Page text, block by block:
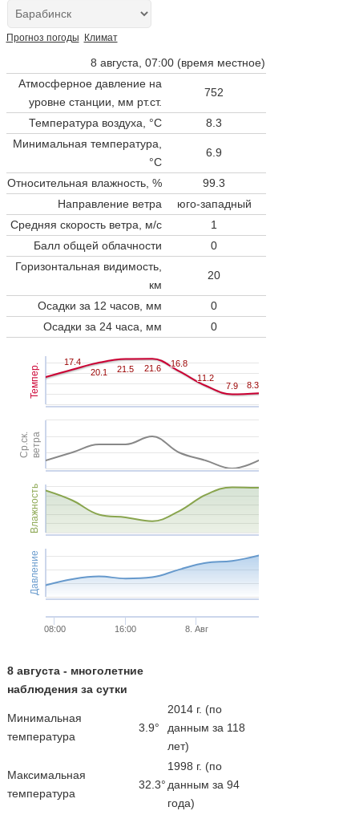
Прогноз погоды Климат
8 августа, 07:00 (время местное)
Атмосферное давление на
уровне станции, мм рт.ст.
752
Температура воздуха, °C
8.3
Минимальная температура,
°C
6.9
Относительная влажность, %
99.3
Направление ветра
юго-западный
Средняя скорость ветра, м/с
1
Балл общей облачности
0
Горизонтальная видимость,
км
20
Осадки за 12 часов, мм
0
Осадки за 24 часа, мм
0
Темпер.
Ср.ск.ветра
Влажность
Давление
17.4
17.4
20.1
20.1 21.5
21.5 21.6
21.6 16.8
16.8
11.2
11.2
7.9
7.9 8.3
8.3
08:00 16:00 8. Авг
8 августа - многолетние
наблюдения за сутки
Минимальная
температура
3.9°
2014 г. (по
данным за 118
лет)
Максимальная
температура
32.3°
1998 г. (по
данным за 94
года)